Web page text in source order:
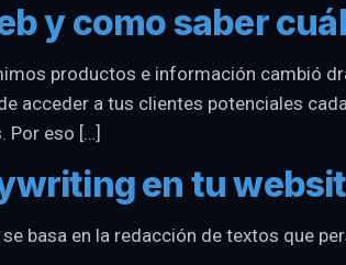
y como saber
productos e información cambió
acceder a tus clientes potenciales
Por eso […]
en tu
basa en la redacción de textos que